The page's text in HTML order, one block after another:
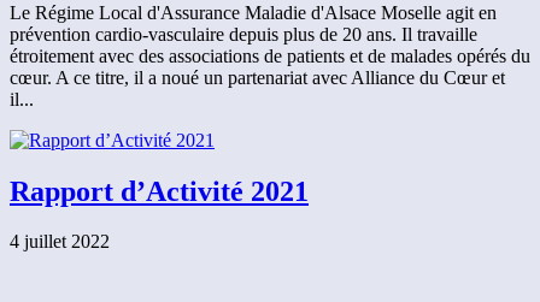
Le Régime Local d'Assurance Maladie d'Alsace Moselle agit en
prévention cardio-vasculaire depuis plus de 20 ans. Il travaille
étroitement avec des associations de patients et de malades opérés du
cœur. A ce titre, il a noué un partenariat avec Alliance du Cœur et
il...
Rapport d’Activité 2021
4 juillet 2022